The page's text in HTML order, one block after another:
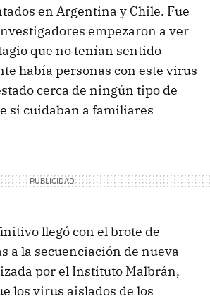
en Argentina y Chile. Fue
empezaron a ver
que no tenían sentido
había personas con este virus
cerca de ningún tipo de
si cuidaban a familiares
llegó con el brote de
a la secuenciación de nueva
por el Instituto Malbrán,
los virus aislados de los